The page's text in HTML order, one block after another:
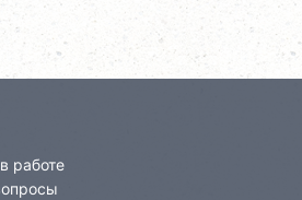
работе